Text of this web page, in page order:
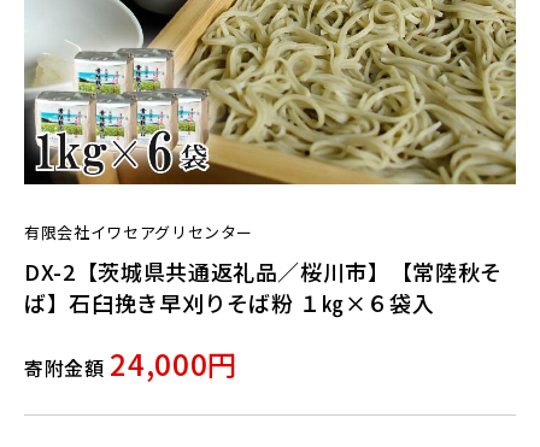
有限会社イワセアグリセンター
DX-2【茨城県共通返礼品／桜川市】【常陸秋そ
ば】石臼挽き早刈りそば粉 １㎏×６袋入
寄附金額 24,000円